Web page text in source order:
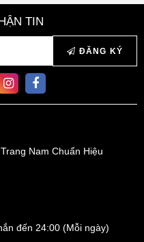
TIN
ĐĂNG KÝ
Nam Chuẩn Hiệu
đến 24:00 (Mỗi ngày)